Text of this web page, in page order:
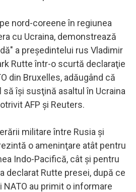
nord-coreene în regiunea
cu Ucraina, demonstrează
a preşedintelui rus Vladimir
Rutte într-o scurtă declaraţie
din Bruxelles, adăugând că
îşi susţină asaltul în Ucraina
AFP şi Reuters.
militare între Rusia şi
o ameninţare atât pentru
Indo-Pacifică, cât şi pentru
declarat Rutte presei, după ce
NATO au primit o informare